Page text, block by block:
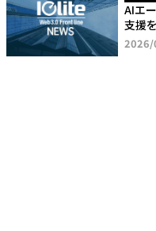
AIエ
支援